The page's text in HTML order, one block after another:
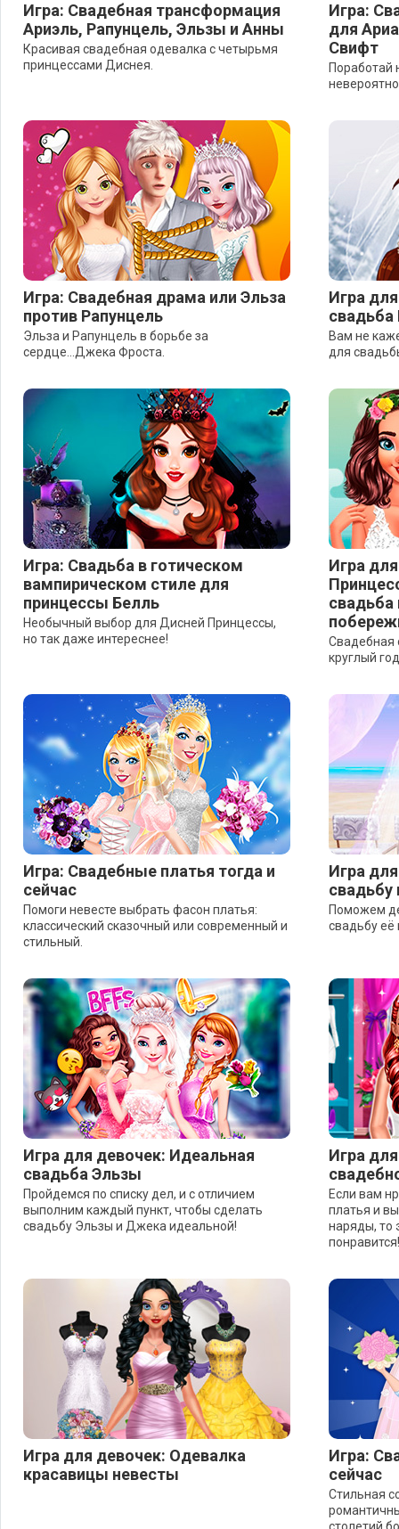
Игра: Свадебная трансформация
Ариэль, Рапунцель, Эльзы и Анны
Красивая свадебная одевалка с четырьмя
принцессами Диснея.
Игра:
для
Свифт
Поработай
Игра: Свадебная драма или Эльза
против Рапунцель
Эльза и Рапунцель в борьбе за
сердце...Джека Фроста.
Игра
свадьба
Вам не
для
Игра: Свадьба в готическом
вампирическом стиле для
принцессы Белль
Необычный выбор для Дисней Принцессы,
но так даже интереснее!
Игра
свадьба
Свадебная
круглый
Игра: Свадебные платья тогда и
сейчас
Помоги невесте выбрать фасон платья:
классический сказочный или современный и
стильный.
Игра
Поможем
свадьбу её
Игра для девочек: Идеальная
свадьба Эльзы
Пройдемся по списку дел, и с отличием
выполним каждый пункт, чтобы сделать
свадьбу Эльзы и Джека идеальной!
Игра
Если вам
платья и
наряды, то
понравится!
Игра для девочек: Одевалка
красавицы невесты
Игра:
сейчас
Стильная